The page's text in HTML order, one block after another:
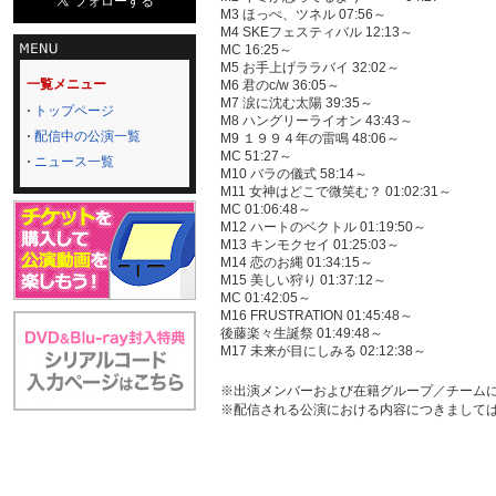
一覧メニュー
トップページ
配信中の公演一覧
ニュース一覧
M3 ほっぺ、ツネル 07:56～
M4 SKEフェスティバル 12:13～
MC 16:25～
M5 お手上げララバイ 32:02～
M6 君のc/w 36:05～
M7 涙に沈む太陽 39:35～
M8 ハングリーライオン 43:43～
M9 １９９４年の雷鳴 48:06～
MC 51:27～
M10 バラの儀式 58:14～
M11 女神はどこで微笑む？ 01:02:31～
MC 01:06:48～
M12 ハートのベクトル 01:19:50～
M13 キンモクセイ 01:25:03～
M14 恋のお縄 01:34:15～
M15 美しい狩り 01:37:12～
MC 01:42:05～
M16 FRUSTRATION 01:45:48～
後藤楽々生誕祭 01:49:48～
M17 未来が目にしみる 02:12:38～
※出演メンバーおよび在籍グループ／チーム
※配信される公演における内容につきまして